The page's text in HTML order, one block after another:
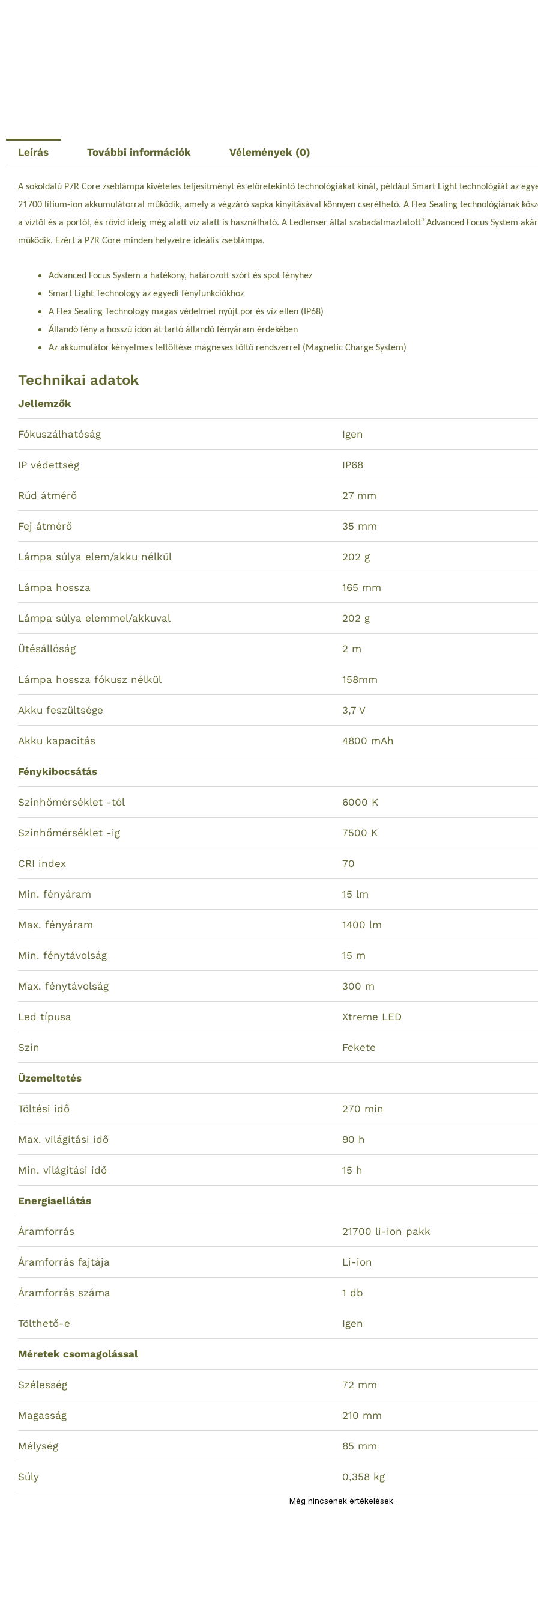
Leírás További információk Vélemények (0)
A sokoldalú P7R Core zseblámpa kivételes teljesítményt és előretekintő technológiákat kínál, például Smart Light technológiát az
21700 lítium-ion akkumulátorral működik, amely a végzáró sapka kinyitásával könnyen cserélhető. A Flex Sealing technológiának
a víztől és a portól, és rövid ideig még alatt víz alatt is használható. A Ledlenser által szabadalmaztatott³ Advanced Focus System
működik. Ezért a P7R Core minden helyzetre ideális zseblámpa.
Advanced Focus System a hatékony, határozott szórt és spot fényhez
Smart Light Technology az egyedi fényfunkciókhoz
A Flex Sealing Technology magas védelmet nyújt por és víz ellen (IP68)
Állandó fény a hosszú időn át tartó állandó fényáram érdekében
Az akkumulátor kényelmes feltöltése mágneses töltő rendszerrel (Magnetic Charge System)
Technikai adatok
Jellemzők
Fókuszálhatóság Igen
IP védettség IP68
Rúd átmérő 27 mm
Fej átmérő 35 mm
Lámpa súlya elem/akku nélkül 202 g
Lámpa hossza 165 mm
Lámpa súlya elemmel/akkuval 202 g
Ütésállóság 2 m
Lámpa hossza fókusz nélkül 158mm
Akku feszültsége 3,7 V
Akku kapacitás 4800 mAh
Fénykibocsátás
Színhőmérséklet -tól 6000 K
Színhőmérséklet -ig 7500 K
CRI index 70
Min. fényáram 15 lm
Max. fényáram 1400 lm
Min. fénytávolság 15 m
Max. fénytávolság 300 m
Led típusa Xtreme LED
Szín Fekete
Üzemeltetés
Töltési idő 270 min
Max. világítási idő 90 h
Min. világítási idő 15 h
Energiaellátás
Áramforrás 21700 li-ion pakk
Áramforrás fajtája Li-ion
Áramforrás száma 1 db
Tölthető-e Igen
Méretek csomagolással
Szélesség 72 mm
Magasság 210 mm
Mélység 85 mm
Súly 0,358 kg
Még nincsenek értékelések.